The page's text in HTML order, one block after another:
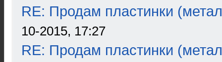
RE: Продам пластинки
10-2015, 17:27
RE: Продам пластинки